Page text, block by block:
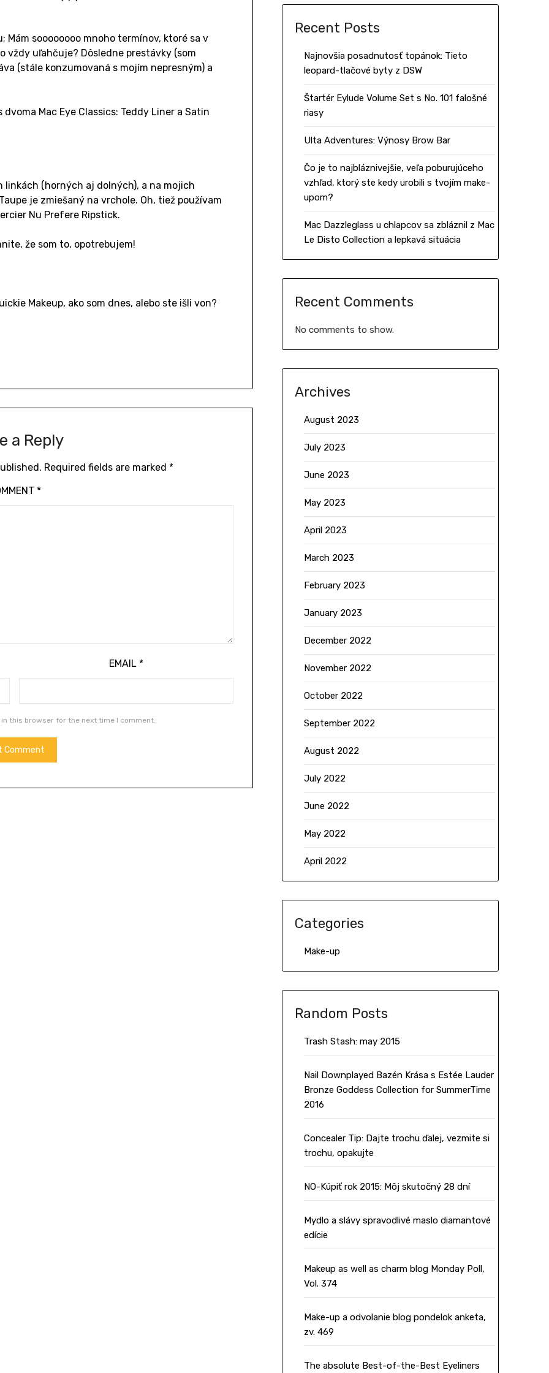
soooooooo mnoho termínov, ktoré sa v
vždy uľahčuje? Dôsledne prestávky (som
(stále konzumovaná s mojím nepresným) a
Mac Eye Classics: Teddy Liner a Satin
(horných aj dolných), a na mojich
je zmiešaný na vrchole. Oh, tiež používam
Nu Prefere Ripstick.
že som to, opotrebujem!
Makeup, ako som dnes, alebo ste išli von?
a Reply
Required fields are marked *
*
EMAIL *
this browser for the next time I comment.
Recent Posts
Najnovšia posadnutosť topánok: Tieto
leopard-tlačové byty z DSW
Štartér Eylude Volume Set s No. 101 falošné
riasy
Ulta Adventures: Výnosy Brow Bar
Čo je to najbláznivejšie, veľa poburujúceho
vzhľad, ktorý ste kedy urobili s tvojím make-
upom?
Mac Dazzleglass u chlapcov sa zbláznil z Mac
Le Disto Collection a lepkavá situácia
Recent Comments
No comments to show.
Archives
August 2023
July 2023
June 2023
May 2023
April 2023
March 2023
February 2023
January 2023
December 2022
November 2022
October 2022
September 2022
August 2022
July 2022
June 2022
May 2022
April 2022
Categories
Make-up
Random Posts
Trash Stash: may 2015
Nail Downplayed Bazén Krása s Estée Lauder
Bronze Goddess Collection for SummerTime
2016
Concealer Tip: Dajte trochu ďalej, vezmite si
trochu, opakujte
NO-Kúpiť rok 2015: Môj skutočný 28 dní
Mydlo a slávy spravodlivé maslo diamantové
edície
Makeup as well as charm blog Monday Poll,
Vol. 374
Make-up a odvolanie blog pondelok anketa,
zv. 469
The absolute Best-of-the-Best Eyeliners